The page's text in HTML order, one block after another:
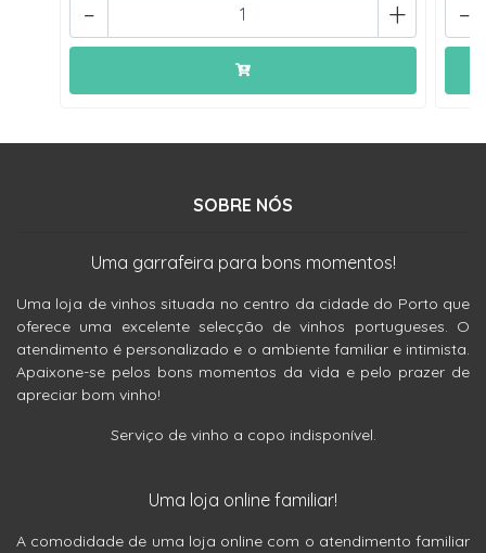
+
- -
SOBRE NÓS
Uma garrafeira para bons momentos!
Uma loja de vinhos situada no centro da cidade do Porto que
oferece uma excelente selecção de vinhos portugueses. O
atendimento é personalizado e o ambiente familiar e intimista.
Apaixone-se pelos bons momentos da vida e pelo prazer de
apreciar bom vinho!
Serviço de vinho a copo indisponível.
Uma loja online familiar!
A comodidade de uma loja online com o atendimento familiar